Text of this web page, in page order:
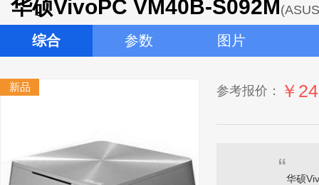
华硕VivoPC VM40B-S092M
综合 参数 图片
新品 参考报价： ￥
“
华硕